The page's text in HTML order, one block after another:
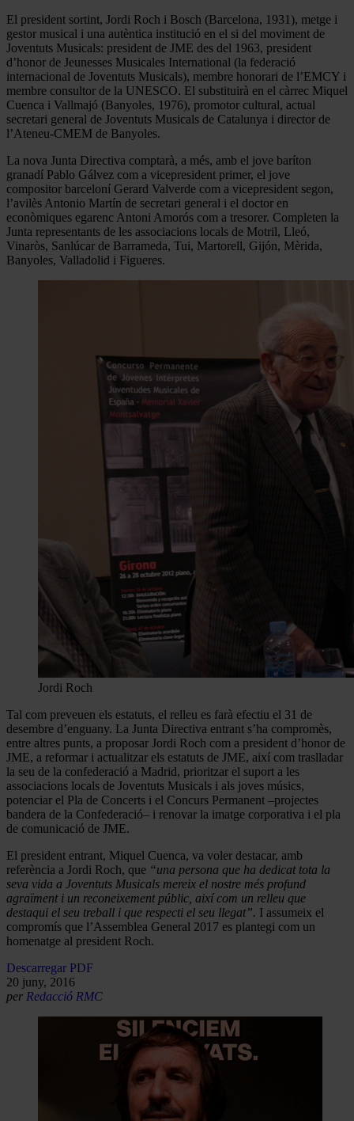
El president sortint, Jordi Roch i Bosch (Barcelona, 1931), metge i
gestor musical i una autèntica institució en el si del moviment de
Joventuts Musicals: president de JME des del 1963, president
d’honor de Jeunesses Musicales International (la federació
internacional de Joventuts Musicals), membre honorari de l’EMCY i
membre consultor de la UNESCO. El substituirà en el càrrec Miquel
Cuenca i Vallmajó (Banyoles, 1976), promotor cultural, actual
secretari general de Joventuts Musicals de Catalunya i director de
l’Ateneu-CMEM de Banyoles.
La nova Junta Directiva comptarà, a més, amb el jove baríton
granadí Pablo Gálvez com a vicepresident primer, el jove
compositor barceloní Gerard Valverde com a vicepresident segon,
l’avilès Antonio Martín de secretari general i el doctor en
econòmiques egarenc Antoni Amorós com a tresorer. Completen la
Junta representants de les associacions locals de Motril, Lleó,
Vinaròs, Sanlúcar de Barrameda, Tui, Martorell, Gijón, Mèrida,
Banyoles, Valladolid i Figueres.
Jordi Roch
Tal com preveuen els estatuts, el relleu es farà efectiu el 31 de
desembre d’enguany. La Junta Directiva entrant s’ha compromès,
entre altres punts, a proposar Jordi Roch com a president d’honor de
JME, a reformar i actualitzar els estatuts de JME, així com traslladar
la seu de la confederació a Madrid, prioritzar el suport a les
associacions locals de Joventuts Musicals i als joves músics,
potenciar el Pla de Concerts i el Concurs Permanent –projectes
bandera de la Confederació– i renovar la imatge corporativa i el pla
de comunicació de JME.
El president entrant, Miquel Cuenca, va voler destacar, amb
referència a Jordi Roch, que “una persona que ha dedicat tota la
seva vida a Joventuts Musicals mereix el nostre més profund
agraïment i un reconeixement públic, així com un relleu que
destaqui el seu treball i que respecti el seu llegat”. I assumeix el
compromís que l’Assemblea General 2017 es plantegi com un
homenatge al president Roch.
Descarregar PDF
20 juny, 2016
per Redacció RMC